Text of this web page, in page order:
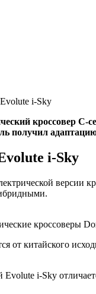
i-Sky
кроссовер
получил
i-Sky
версии
кроссоверы
от китайского
i-Sky